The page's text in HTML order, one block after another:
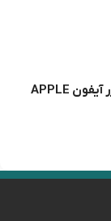
اولین کسی باشید که دیدگاهی می نویسد “شارژر آیفون APPLE